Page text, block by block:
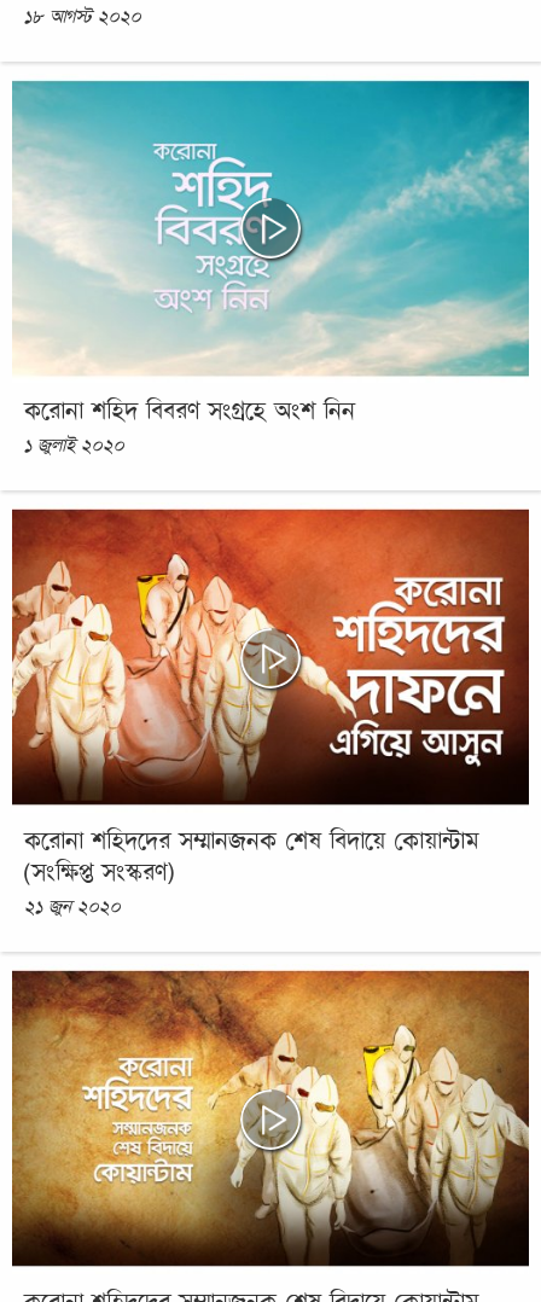
১৮ আগস্ট ২০২০
করোনা শহিদ বিবরণ সংগ্রহে অংশ নিন
১ জুলাই ২০২০
করোনা শহিদদের সম্মানজনক শেষ বিদায়ে কোয়ান্টাম
(সংক্ষিপ্ত সংস্করণ)
২১ জুন ২০২০